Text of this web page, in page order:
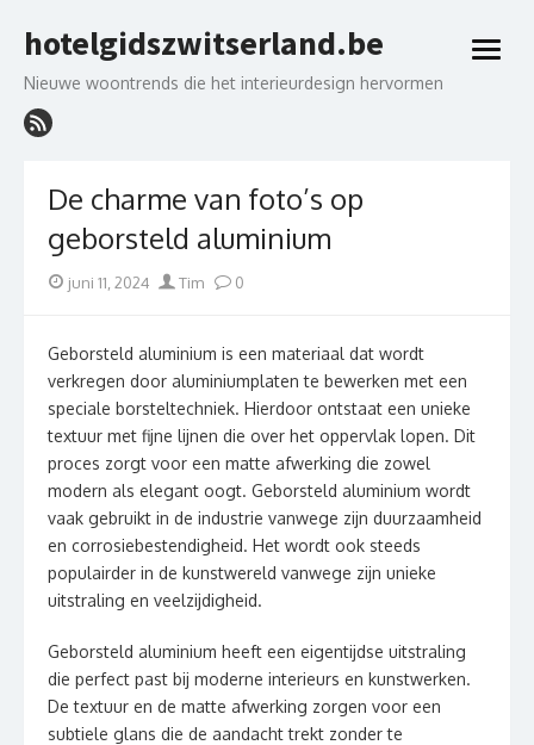
to
hotelgidszwitserland.be
Nieuwe woontrends die het interieurdesign hervormen
open
De charme van foto’s op
geborsteld aluminium
Postedjuni 11, 2024 Author
Tim 0
Geborsteld aluminium is een materiaal dat wordt
verkregen door aluminiumplaten te bewerken met een
speciale borsteltechniek. Hierdoor ontstaat een unieke
textuur met fijne lijnen die over het oppervlak lopen. Dit
proces zorgt voor een matte afwerking die zowel
modern als elegant oogt. Geborsteld aluminium wordt
vaak gebruikt in de industrie vanwege zijn duurzaamheid
en corrosiebestendigheid. Het wordt ook steeds
populairder in de kunstwereld vanwege zijn unieke
uitstraling en veelzijdigheid.
Geborsteld aluminium heeft een eigentijdse uitstraling
die perfect past bij moderne interieurs en kunstwerken.
De textuur en de matte afwerking zorgen voor een
subtiele glans die de aandacht trekt zonder te